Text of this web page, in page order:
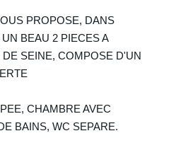
PROPOSE, DANS
BEAU 2 PIECES A
SEINE, COMPOSE D'UN
CHAMBRE AVEC
BAINS, WC SEPARE.